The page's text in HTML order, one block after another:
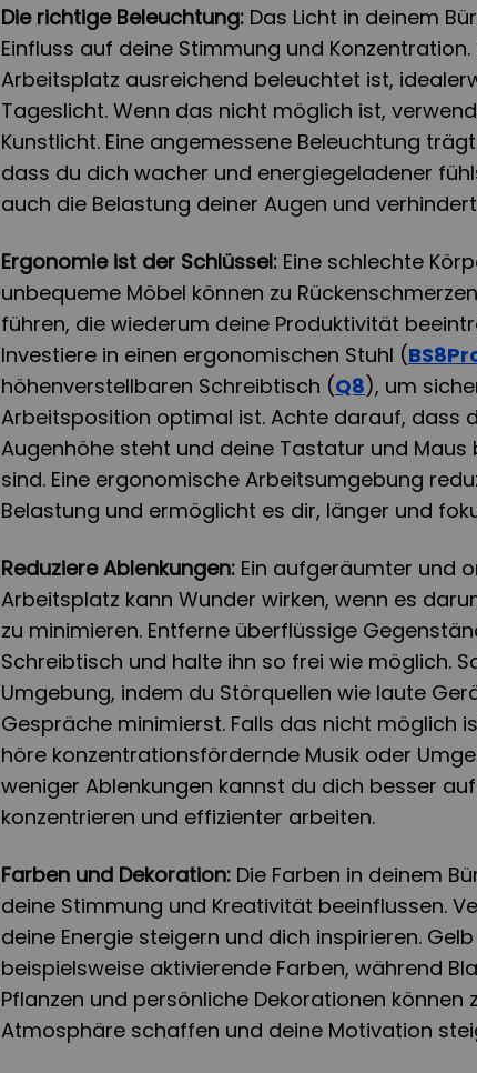
Die richtige Beleuchtung: Das Licht in deinem
Einfluss auf deine Stimmung und
Arbeitsplatz ausreichend beleuchtet ist,
Tageslicht. Wenn das nicht möglich ist,
Kunstlicht. Eine angemessene Beleuchtung
dass du dich wacher und energiegeladener
auch die Belastung deiner Augen und
Ergonomie ist der Schlüssel: Eine schlechte
unbequeme Möbel können zu
führen, die wiederum deine Produktivität
Investiere in einen ergonomischen Stuhl (
höhenverstellbaren Schreibtisch (Q8), um
Arbeitsposition optimal ist. Achte darauf, dass
Augenhöhe steht und deine Tastatur und
sind. Eine ergonomische Arbeitsumgebung
Belastung und ermöglicht es dir, länger und
Reduziere Ablenkungen: Ein aufgeräumter und
Arbeitsplatz kann Wunder wirken, wenn es
zu minimieren. Entferne überflüssige
Schreibtisch und halte ihn so frei wie möglich.
Umgebung, indem du Störquellen wie laute
Gespräche minimierst. Falls das nicht möglich
höre konzentrationsfördernde Musik oder
weniger Ablenkungen kannst du dich besser
konzentrieren und effizienter arbeiten.
Farben und Dekoration: Die Farben in deinem
deine Stimmung und Kreativität beeinflussen.
deine Energie steigern und dich inspirieren.
beispielsweise aktivierende Farben, während
Pflanzen und persönliche Dekorationen können
Atmosphäre schaffen und deine Motivation